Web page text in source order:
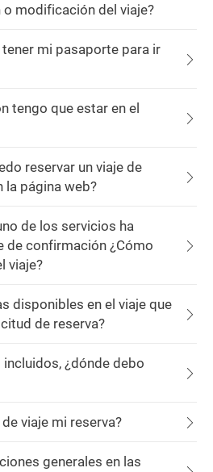
o modificación del viaje?
mi pasaporte para ir
tengo que estar en el
reservar un viaje de
la página web?
de los servicios ha
de confirmación ¿Cómo
viaje?
disponibles en el viaje que
de reserva?
¿dónde debo
viaje mi reserva?
generales en las